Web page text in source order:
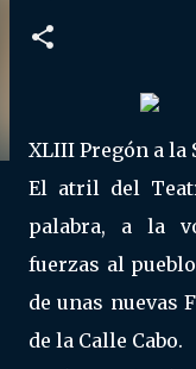
XLIII Pregón a la
El atril del
palabra, a la
fuerzas al
de unas nuevas
de la Calle Cabo.